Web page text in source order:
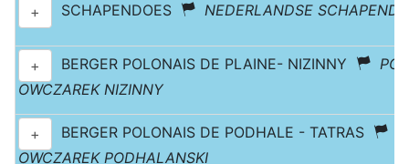
+ SCHAPENDOES NEDERLANDSE
+ BERGER POLONAIS DE PLAINE- NIZINNY
OWCZAREK NIZINNY
+ BERGER POLONAIS DE PODHALE - TATRAS
OWCZAREK PODHALANSKI